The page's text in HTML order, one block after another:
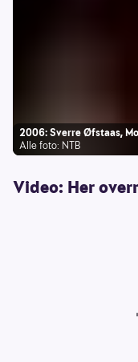
2006: Sverre Øfstaas,
Alle foto: NTB
Video: Her